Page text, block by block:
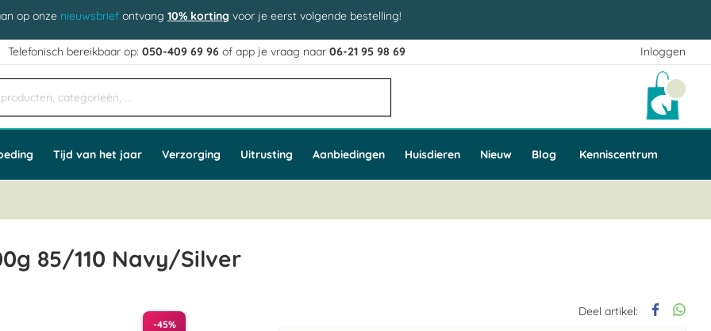
op onze nieuwsbrief ontvang 10% korting voor je eerst volgende bestelling!
Inloggen
Telefonisch bereikbaar op:050-409 69 96 of app je vraag naar06-21 95 98 69
Tijd van het jaar Verzorging Uitrusting Aanbiedingen Huisdieren Nieuw Blog Kenniscentrum
85/110 Navy/Silver
Deel artikel:
-45%